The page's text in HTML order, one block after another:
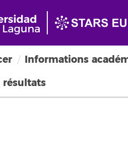
Informations
résultats